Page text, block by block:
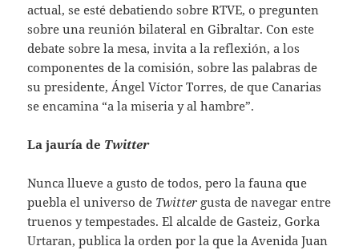
actual, se esté debatiendo sobre RTVE, o pregunten
sobre una reunión bilateral en Gibraltar. Con este
debate sobre la mesa, invita a la reflexión, a los
componentes de la comisión, sobre las palabras de
su presidente, Ángel Víctor Torres, de que Canarias
se encamina “a la miseria y al hambre”.
La jauría de Twitter
Nunca llueve a gusto de todos, pero la fauna que
puebla el universo de Twitter gusta de navegar entre
truenos y tempestades. El alcalde de Gasteiz, Gorka
Urtaran, publica la orden por la que la Avenida Juan